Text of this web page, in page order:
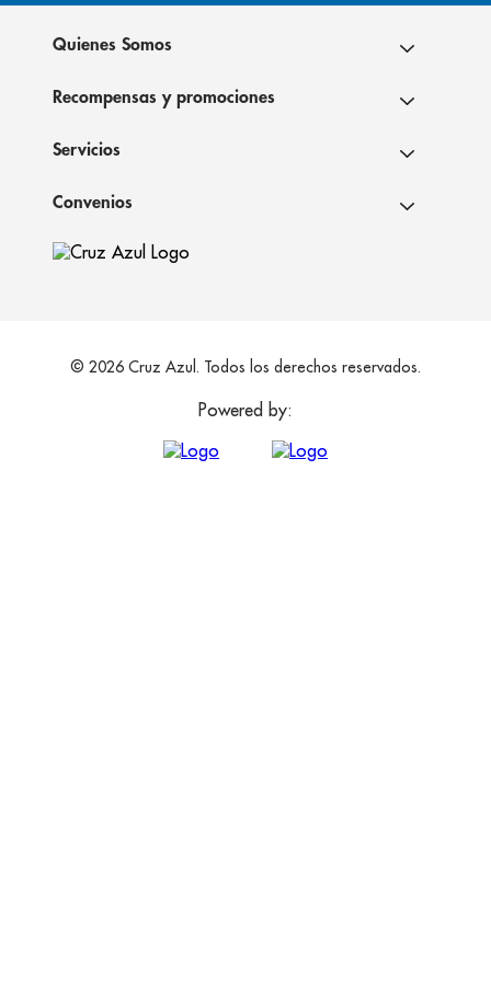
Quienes Somos
Recompensas y promociones
Servicios
Convenios
© 2026 Cruz Azul. Todos los derechos reservados.
Powered by: